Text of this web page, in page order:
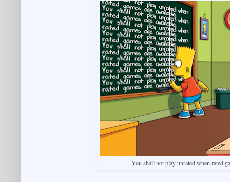
You shall not play unrated when rated